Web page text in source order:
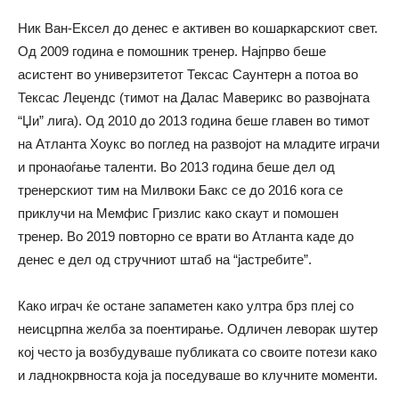
Ник Ван-Ексел до денес е активен во кошаркарскиот свет.
Од 2009 година е помошник тренер. Најпрво беше
асистент во универзитетот Тексас Саунтерн а потоа во
Тексас Леџендс (тимот на Далас Маверикс во развојната
“Џи” лига). Од 2010 до 2013 година беше главен во тимот
на Атланта Хоукс во поглед на развојот на младите играчи
и пронаоѓање таленти. Во 2013 година беше дел од
тренерскиот тим на Милвоки Бакс се до 2016 кога се
приклучи на Мемфис Гризлис како скаут и помошен
тренер. Во 2019 повторно се врати во Атланта каде до
денес е дел од стручниот штаб на “јастребите”.
Како играч ќе остане запаметен како ултра брз плеј со
неисцрпна желба за поентирање. Одличен леворак шутер
кој често ја возбудуваше публиката со своите потези како
и ладнокрвноста која ја поседуваше во клучните моменти.